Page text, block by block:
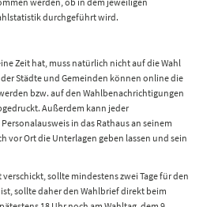
durchgeführt wird.
Zeit hat, muss natürlich nicht auf die Wahl
Städte und Gemeinden können online die
bzw. auf den Wahlbenachrichtigungen
Außerdem kann jeder
in das Rathaus an seinem
vor Ort die Unterlagen geben lassen und sein
sollte mindestens zwei Tage für den
sollte daher den Wahlbrief direkt beim